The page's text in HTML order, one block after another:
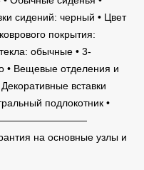
сидений: черный • Цвет
покрытия:
обычные • 3-
• Вещевые отделения и
вставки
подлокотник •
—————————
на основные узлы и